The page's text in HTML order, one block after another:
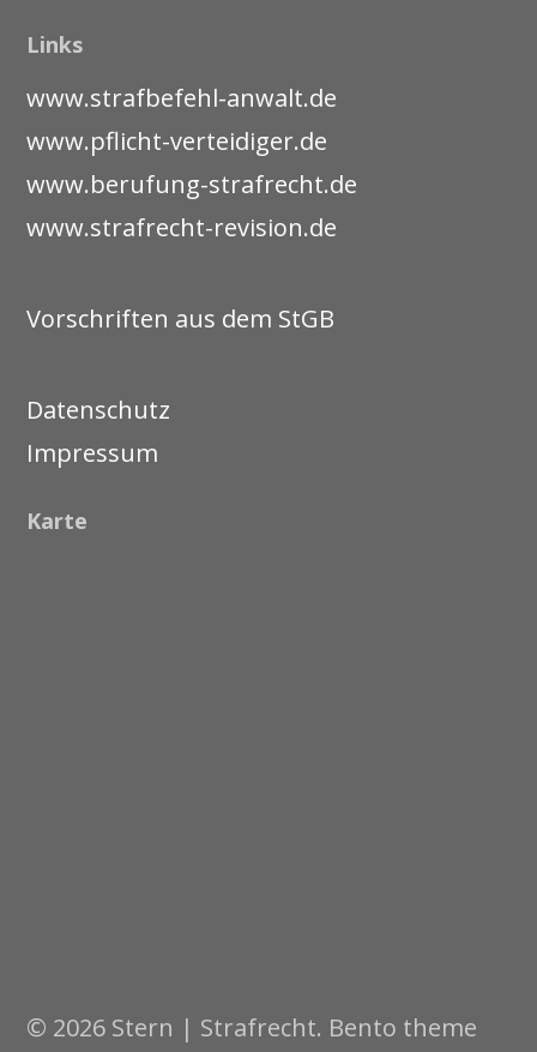
Links
www.strafbefehl-anwalt.de
www.pflicht-verteidiger.de
www.berufung-strafrecht.de
www.strafrecht-revision.de
Vorschriften aus dem StGB
Datenschutz
Impressum
Karte
© 2026 Stern | Strafrecht. Bento theme